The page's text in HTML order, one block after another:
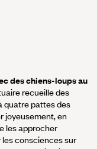
des chiens-loups au
recueille des
quatre pattes des
joyeusement, en
les approcher
consciences sur